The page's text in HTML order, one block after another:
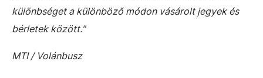
különbséget a különböző módon vásárolt jegyek és
bérletek között."
MTI / Volánbusz